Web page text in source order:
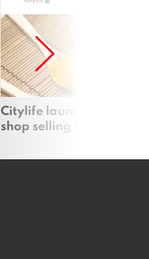
Citylife launches new
shop selling local